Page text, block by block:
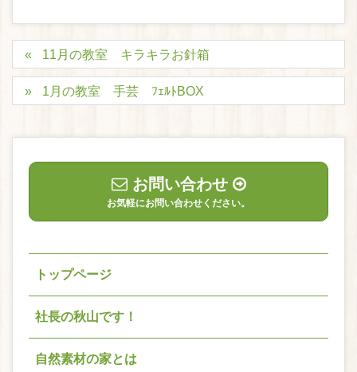
11月の教室 キラキラお針箱
1月の教室 手芸 ﾌｪﾙﾄBOX
お問い合わせ
お気軽にお問い合わせください。
トップページ
社長の秋山です！
自然素材の家とは